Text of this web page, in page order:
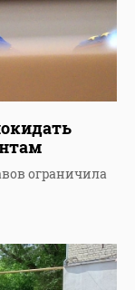
ограничила